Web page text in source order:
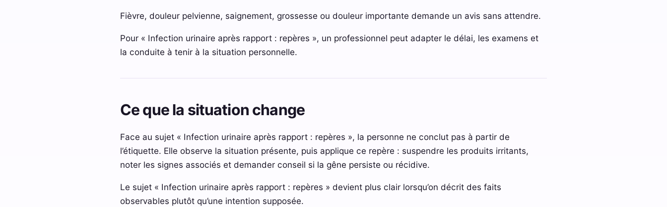
Fièvre, douleur pelvienne, saignement, grossesse ou douleur importante demande un avis sans attendre.
Pour « Infection urinaire après rapport : repères », un professionnel peut adapter le délai, les examens et
la conduite à tenir à la situation personnelle.
Ce que la situation change
Face au sujet « Infection urinaire après rapport : repères », la personne ne conclut pas à partir de
l’étiquette. Elle observe la situation présente, puis applique ce repère : suspendre les produits irritants,
noter les signes associés et demander conseil si la gêne persiste ou récidive.
Le sujet « Infection urinaire après rapport : repères » devient plus clair lorsqu’on décrit des faits
observables plutôt qu’une intention supposée.